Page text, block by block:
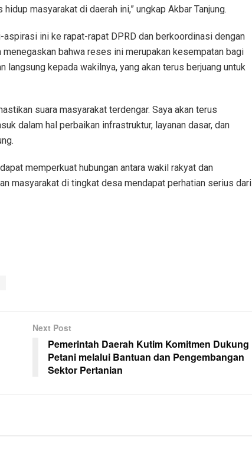
masyarakat di daerah ini,” ungkap Akbar Tanjung.
ini ke rapat-rapat DPRD dan berkoordinasi dengan
bahwa reses ini merupakan kesempatan bagi
langsung kepada wakilnya, yang akan terus berjuang untuk
suara masyarakat terdengar. Saya akan terus
dalam hal perbaikan infrastruktur, layanan dasar, dan
memperkuat hubungan antara wakil rakyat dan
masyarakat di tingkat desa mendapat perhatian serius dari
Next Post
Pemerintah Daerah Kutim Komitmen Dukung
Petani melalui Bantuan dan Pengembangan
Sektor Pertanian